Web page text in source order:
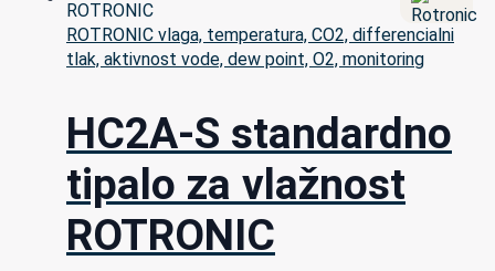
ROTRONIC vlaga, temperatura, CO2, differencialni
tlak, aktivnost vode, dew point, O2, monitoring
HC2A-S standardno
tipalo za vlažnost
ROTRONIC